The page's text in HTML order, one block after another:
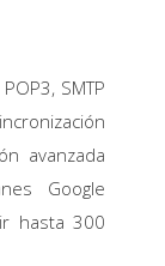
SMTP
avanzada
Google
hasta 300